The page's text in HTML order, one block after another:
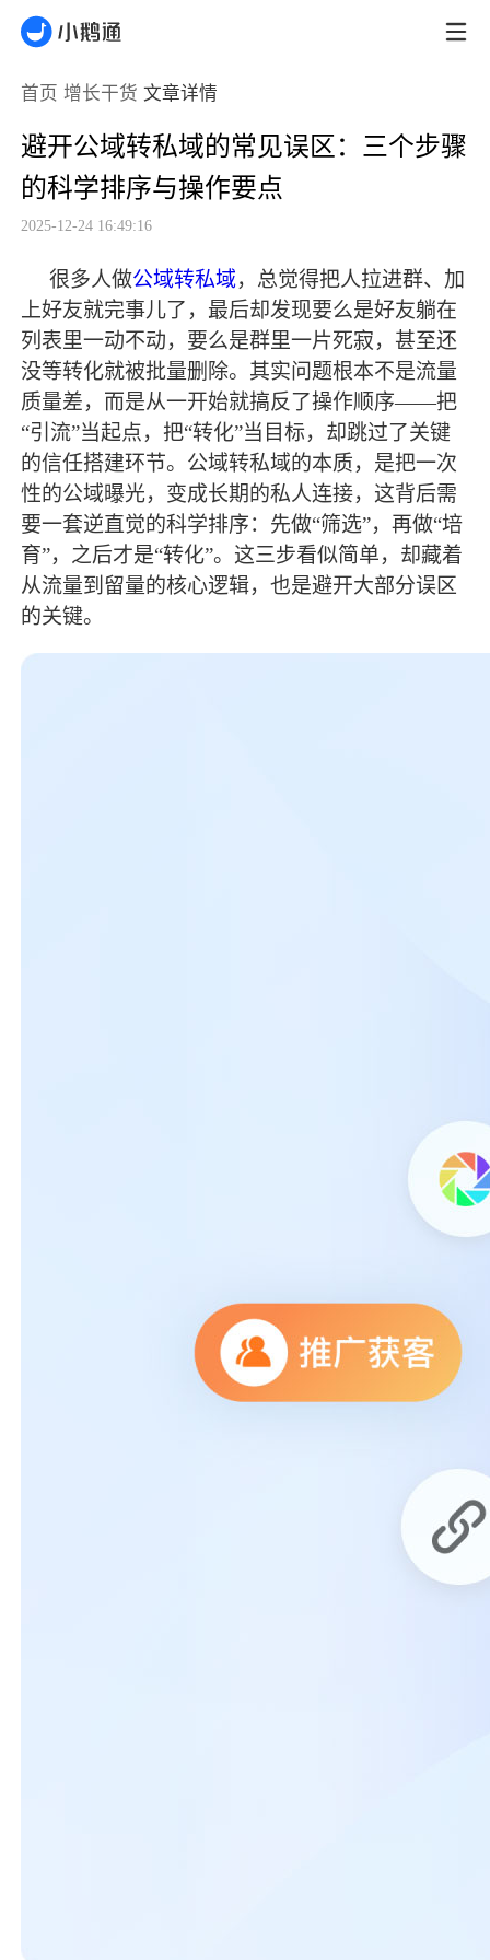
首页 增长干货 文章详情
避开公域转私域的常见误区：三个步骤
的科学排序与操作要点
2025-12-24 16:49:16
很多人做公域转私域，总觉得把人拉进群、加
上好友就完事儿了， 最后却发现要么是好友躺在
列表里一动不动，要么是群里一片死寂，甚至还
没等转化就被批量删除。其实问题根本不是流量
质量差，而是从一开始就搞反了操作顺序——把
“引流”当起点，把“转化”当目标，却跳过了关键
的信任搭建环节。公域转私域的本质，是把一次
性的公域曝光，变成长期的私人连接，这背后需
要一套逆直觉的科学排序：先做“筛选”，再做“培
育”，之后才是“转化”。这三步看似简单，却藏着
从流量到留量的核心逻辑，也是避开大部分误区
的关键。